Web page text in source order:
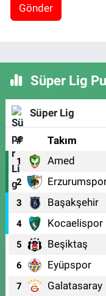
Gönder
Süper Lig
Süper Lig
# Takım
1 Amed
2
3 Başakşehir
4 Kocaelispor
5 Beşiktaş
6 Eyüpspor
7 Galatasaray